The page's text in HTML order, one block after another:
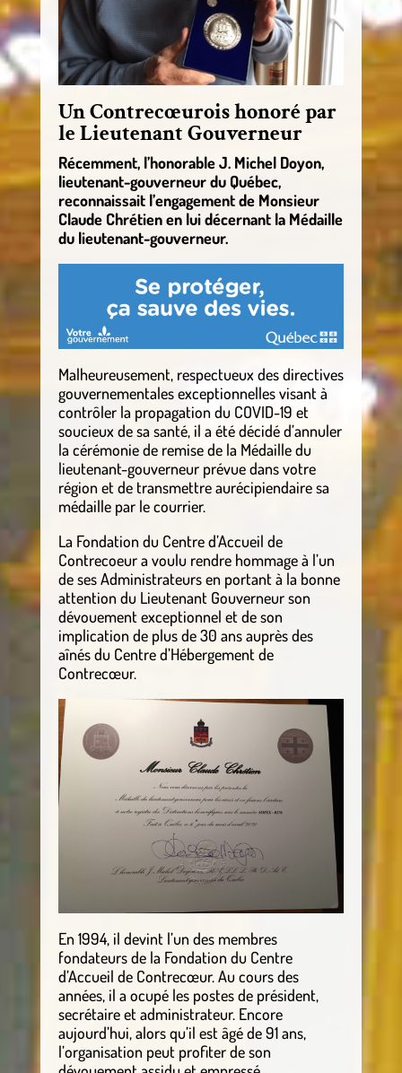
Un Contrecœurois honoré par
le Lieutenant Gouverneur
Récemment, l’honorable J. Michel Doyon,
lieutenant-gouverneur du Québec,
reconnaissait l’engagement de Monsieur
Claude Chrétien en lui décernant la Médaille
du lieutenant-gouverneur.
Malheureusement, respectueux des directives
gouvernementales exceptionnelles visant à
contrôler la propagation du COVID-19 et
soucieux de sa santé, il a été décidé d’annuler
la cérémonie de remise de la Médaille du
lieutenant-gouverneur prévue dans votre
région et de transmettre aurécipiendaire sa
médaille par le courrier.
La Fondation du Centre d’Accueil de
Contrecoeur a voulu rendre hommage à l’un
de ses Administrateurs en portant à la bonne
attention du Lieutenant Gouverneur son
dévouement exceptionnel et de son
implication de plus de 30 ans auprès des
aînés du Centre d’Hébergement de
Contrecœur.
En 1994, il devint l’un des membres
fondateurs de la Fondation du Centre
d’Accueil de Contrecœur. Au cours des
années, il a ocupé les postes de président,
secrétaire et administrateur. Encore
aujourd’hui, alors qu’il est âgé de 91 ans,
l’organisation peut profiter de son